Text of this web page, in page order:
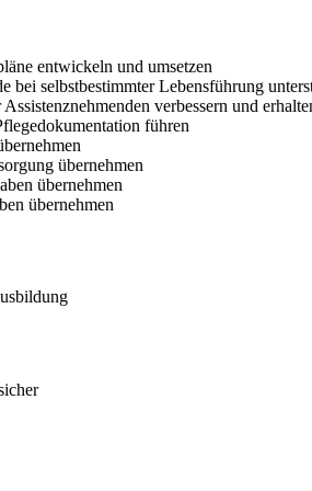
entwickeln und umsetzen
bei selbstbestimmter Lebensführung
verbessern und
führen
übernehmen
übernehmen
übernehmen